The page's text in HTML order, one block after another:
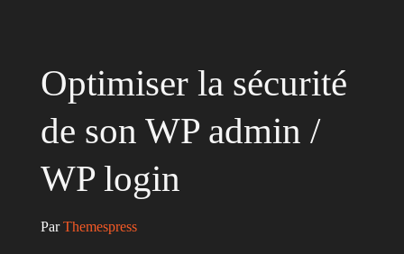
Optimiser la sécurité
de son WP admin /
WP login
Par Themespress